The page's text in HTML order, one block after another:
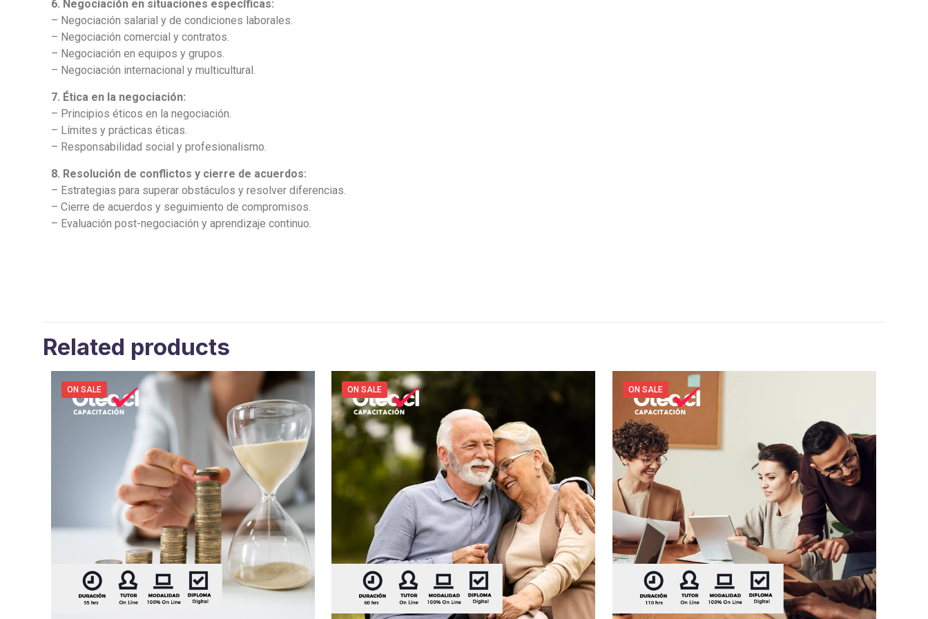
6. Negociación en situaciones específicas:
– Negociación salarial y de condiciones laborales.
– Negociación comercial y contratos.
– Negociación en equipos y grupos.
– Negociación internacional y multicultural.
7. Ética en la negociación:
– Principios éticos en la negociación.
– Límites y prácticas éticas.
– Responsabilidad social y profesionalismo.
8. Resolución de conflictos y cierre de acuerdos:
– Estrategias para superar obstáculos y resolver diferencias.
– Cierre de acuerdos y seguimiento de compromisos.
– Evaluación post-negociación y aprendizaje continuo.
Related products
ON SALE ON SALE ON SALE